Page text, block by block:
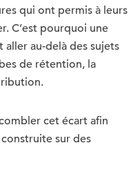
qui ont permis à leurs
C’est pourquoi une
au-delà des sujets
de rétention, la
cet écart afin
sur des